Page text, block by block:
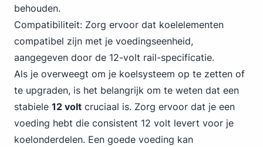
behouden.
Compatibiliteit: Zorg ervoor dat koelelementen
compatibel zijn met je voedingseenheid,
aangegeven door de 12-volt rail-specificatie.
Als je overweegt om je koelsysteem op te zetten of
te upgraden, is het belangrijk om te weten dat een
stabiele 12 volt cruciaal is. Zorg ervoor dat je een
voeding hebt die consistent 12 volt levert voor je
koelonderdelen. Een goede voeding kan